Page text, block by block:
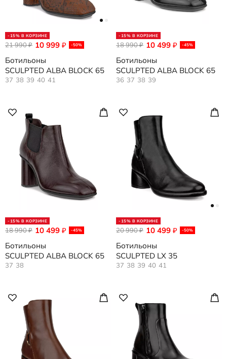
-15% В КОРЗИНЕ
10 999 ₽ -50%
21 990₽
Ботильоны
SCULPTED ALBA BLOCK 65
37 38 39 40 41
-15% В КОРЗИНЕ
10 499 ₽ -45%
18 990₽
Ботильоны
SCULPTED ALBA BLOCK 65
36 37 38 39
-15% В КОРЗИНЕ
10 499 ₽ -45%
18 990₽
Ботильоны
SCULPTED ALBA BLOCK 65
37 38
-15% В КОРЗИНЕ
10 499 ₽ -50%
20 990₽
Ботильоны
SCULPTED LX 35
37 38 39 40 41